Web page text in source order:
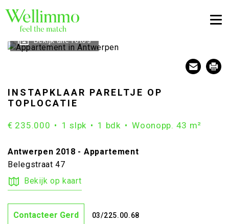
Bekijk alle foto's
INSTAPKLAAR PARELTJE OP
TOPLOCATIE
€ 235.000 1 slpk 1 bdk Woonopp. 43 m²
Antwerpen 2018 - Appartement
Belegstraat 47
Bekijk op kaart
Contacteer Gerd 03/225.00.68